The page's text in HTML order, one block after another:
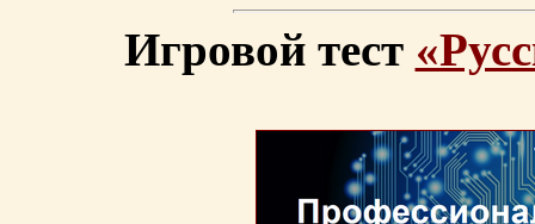
Игровой тест